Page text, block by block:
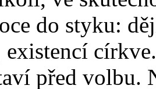
do styku:
existencí
před volbu.